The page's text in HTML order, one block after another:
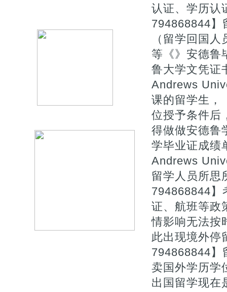
认证、学历认
794868844】
（留学回国
等《》安德鲁
鲁大学文凭证
Andrews
课的留学生，
位授予条件后
得做做安德鲁
学毕业证成绩
Andrews
留学人员所思
794868844】
证、航班等政
情影响无法按
此出现境外停
794868844】
卖国外学历学
出国留学现在